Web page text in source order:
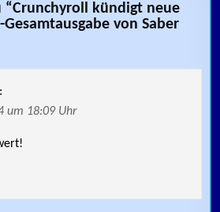
“Crunchyroll kündigt neue
von Saber
um 18:09 Uhr